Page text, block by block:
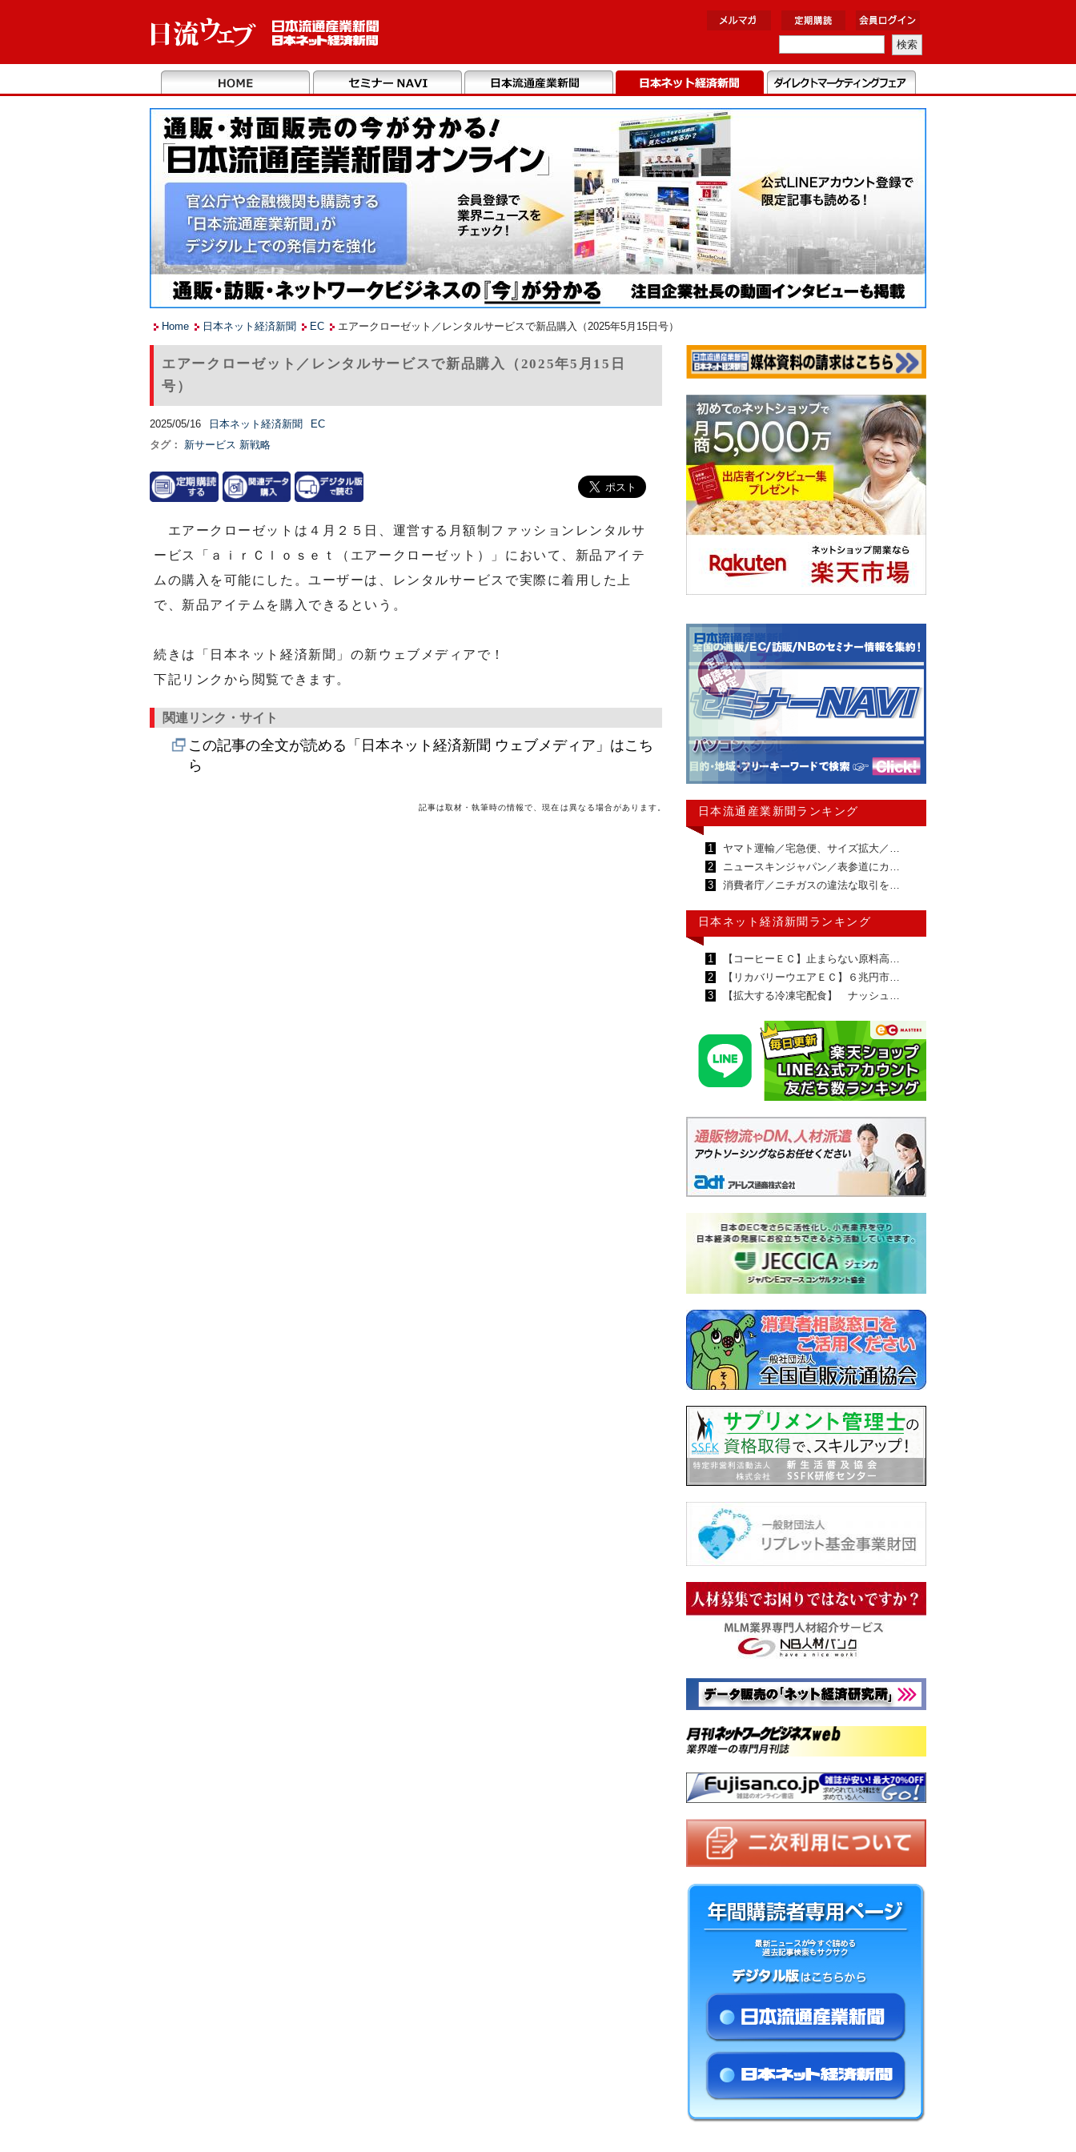
Home 日本ネット経済新聞 EC エアークローゼット／レンタルサービスで新品購入（2025年5月15日号）
エアークローゼット／レンタルサービスで新品購入（2025年5月15日
号）
2025/05/16 日本ネット経済新聞
EC
タグ：
新サービス 新戦略
エアークローゼットは４月２５日、運営する月額制ファッションレンタルサ
ービス「ａｉｒＣｌｏｓｅｔ（エアークローゼット）」において、新品アイテ
ムの購入を可能にした。ユーザーは、レンタルサービスで実際に着用した上
で、新品アイテムを購入できるという。
続きは「日本ネット経済新聞」の新ウェブメディアで！
下記リンクから閲覧できます。
関連リンク・サイト
この記事の全文が読める「日本ネット経済新聞 ウェブメディア」はこち
ら
記事は取材・執筆時の情報で、現在は異なる場合があります。 日本流通産業新聞ランキング
1
ヤマト運輸／宅急便、サイズ拡大／…
2
ニュースキンジャパン／表参道にカ…
3
消費者庁／ニチガスの違法な取引を…
日本ネット経済新聞ランキング
1
【コーヒーＥＣ】止まらない原料高…
2
【リカバリーウエアＥＣ】６兆円市…
3
【拡大する冷凍宅配食】 ナッシュ…